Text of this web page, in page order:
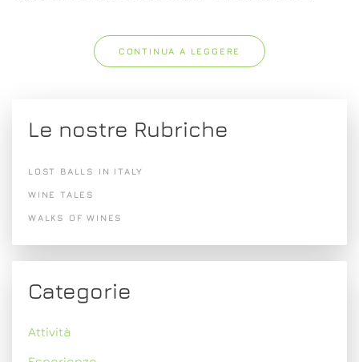
CONTINUA A LEGGERE
Le nostre Rubriche
LOST BALLS IN ITALY
WINE TALES
WALKS OF WINES
Categorie
Attività